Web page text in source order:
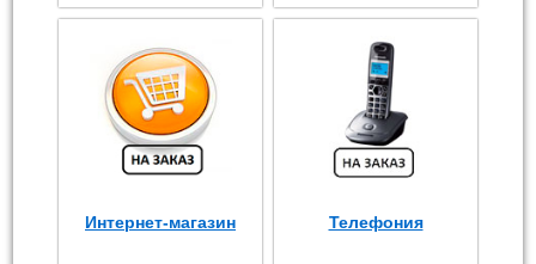
Интернет-магазин Телефония